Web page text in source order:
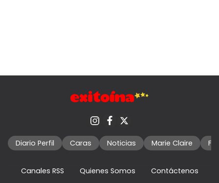
Diario Perfil Caras Noticias Marie Claire
Canales RSS Quienes Somos
Contáctenos